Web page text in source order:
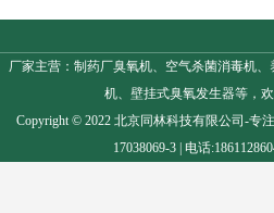
厂家主营：制药厂臭氧机、空气杀菌消毒机
机、壁挂式臭氧发生器等，
Copyright © 2022 北京同林科技有限公司-专注
17038069-3 | 电话